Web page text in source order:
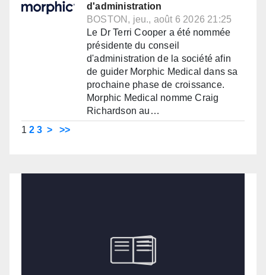
d'administration
BOSTON, jeu., août 6 2026 21:25
Le Dr Terri Cooper a été nommée
présidente du conseil
d'administration de la société afin
de guider Morphic Medical dans sa
prochaine phase de croissance.
Morphic Medical nomme Craig
Richardson au…
1 2 3 > >>